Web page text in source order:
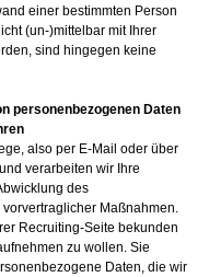
einer bestimmten Person
(un-)mittelbar mit Ihrer
sind hingegen keine
personenbezogenen Daten
also per E-Mail oder über
verarbeiten wir Ihre
des
Maßnahmen.
Recruiting-Seite bekunden
zu wollen. Sie
Daten, die wir